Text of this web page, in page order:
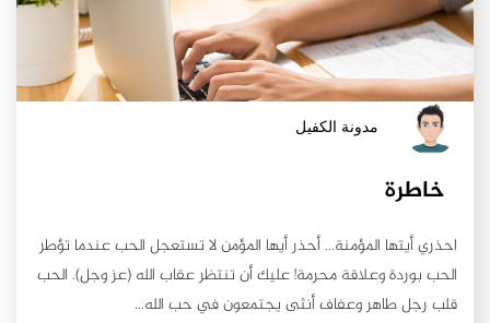
مدونة الكفيل
خاطرة
احذري أيتها المؤمنة... أحذر أيها المؤمن لا تستعجل الحب عندما تؤطر
الحب بوردة وعلاقة محرمة! عليك أن تنتظر عقاب الله (عز وجل). الحب
قلب رجل طاهر وعفاف أنثى يجتمعون في حب الله...